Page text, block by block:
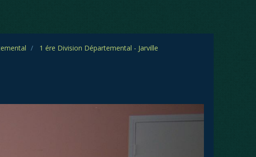
1 ére Division Départemental - Jarville